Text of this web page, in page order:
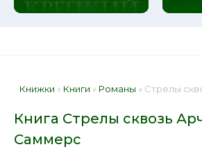
Книжки » Книги » Романы » Стрелы сквозь Арчера -
Книга Стрелы сквозь
Саммерс